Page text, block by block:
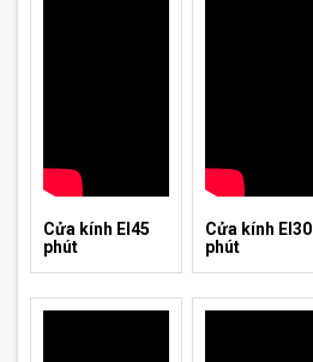
Cửa kính EI45
phút
Cửa kính EI30
phút